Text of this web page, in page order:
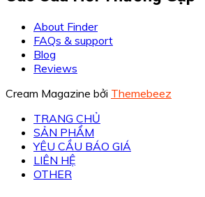
About Finder
FAQs & support
Blog
Reviews
Cream Magazine bởi Themebeez
TRANG CHỦ
SẢN PHẨM
YÊU CẦU BÁO GIÁ
LIÊN HỆ
OTHER